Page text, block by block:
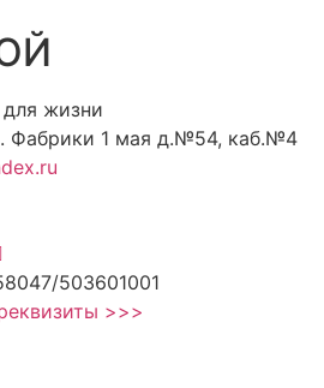
жизни
Фабрики 1 мая д.№54, каб.№4
503601001
>>>